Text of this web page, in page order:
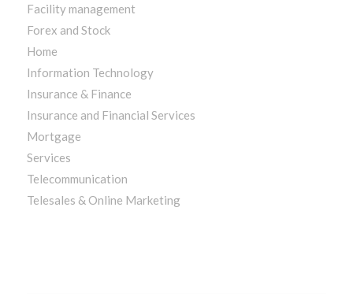
Facility management
Forex and Stock
Home
Information Technology
Insurance & Finance
Insurance and Financial Services
Mortgage
Services
Telecommunication
Telesales & Online Marketing